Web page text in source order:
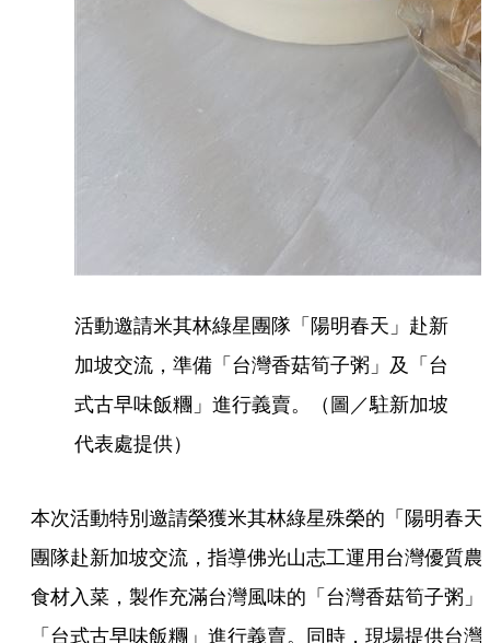
活動邀請米其林綠星團隊「陽明春天」赴新
加坡交流，準備「台灣香菇筍子粥」及「台
式古早味飯糰」進行義賣。（圖／駐新加坡
代表處提供）
本次活動特別邀請榮獲米其林綠星殊榮的「陽明春天
團隊赴新加坡交流，指導佛光山志工運用台灣優質農
食材入菜，製作充滿台灣風味的「台灣香菇筍子粥」
「台式古早味飯糰」進行義賣。同時，現場提供台灣